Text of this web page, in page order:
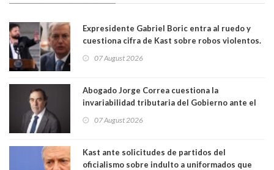
Expresidente Gabriel Boric entra al ruedo y
cuestiona cifra de Kast sobre robos violentos.
07 August 2026
Abogado Jorge Correa cuestiona la
invariabilidad tributaria del Gobierno ante el
democracia” y "defendemos la alternancia en el
07 August 2026
Kast ante solicitudes de partidos del
oficialismo sobre indulto a uniformados que